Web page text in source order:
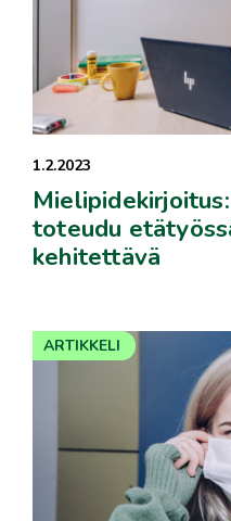
1.2.2023
toteudu
kehitettävä
ARTIKKELI